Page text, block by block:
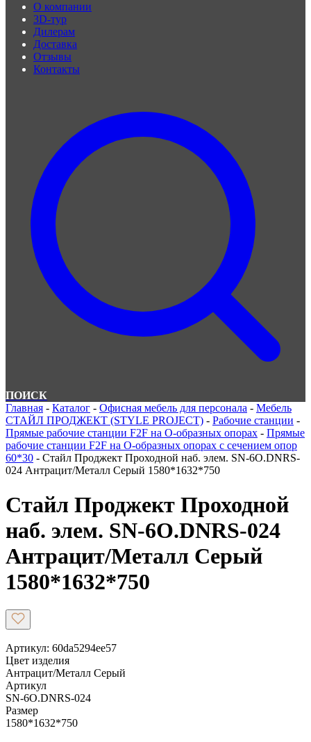
О компании
3D-тур
Дилерам
Доставка
Отзывы
Контакты
ПОИСК
Главная - Каталог - Офисная мебель для персонала - Мебель
СТАЙЛ ПРОДЖЕКТ (STYLE PROJECT) - Рабочие станции -
Прямые рабочие станции F2F на О-образных опорах - Прямые
рабочие станции F2F на О-образных опорах с сечением опор
60*30 - Стайл Проджект Проходной наб. элем. SN-6O.DNRS-
024 Антрацит/Металл Серый 1580*1632*750
Стайл Проджект Проходной
наб. элем. SN-6O.DNRS-024
Антрацит/Металл Серый
1580*1632*750
Артикул: 60da5294ee57
Цвет изделия
Антрацит/Металл Серый
Артикул
SN-6O.DNRS-024
Размер
1580*1632*750